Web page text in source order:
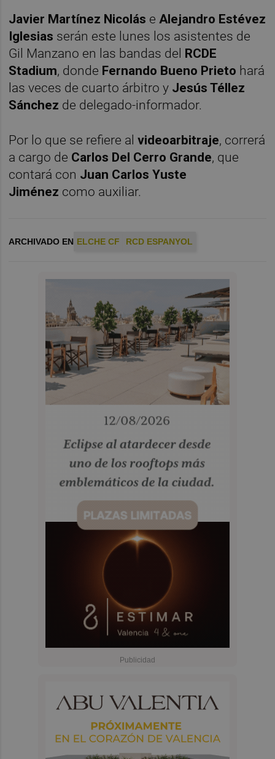
Javier Martínez Nicolás eAlejandro Estévez
Iglesias serán este lunes los asistentes de
Gil Manzano en las bandas del RCDE
Stadium, donde Fernando Bueno Prieto hará
las veces de cuarto árbitro y Jesús Téllez
Sánchez de delegado-informador.
Por lo que se refiere alvideoarbitraje, correrá
a cargo de Carlos Del Cerro Grande, que
contará con Juan Carlos Yuste
Jiménez como auxiliar.
ARCHIVADO EN ELCHE CF RCD ESPANYOL